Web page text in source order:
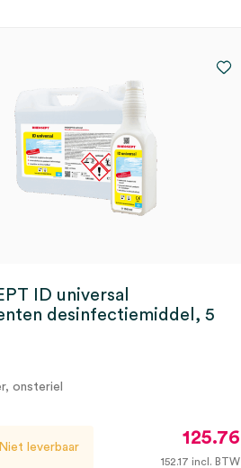
ID universal
desinfectiemiddel, 5
onsteriel
Niet leverbaar 125.76
152.17 incl. BTW